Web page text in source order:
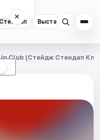
Стендап Выставки
×
☾
Club (Стейдж Стендап